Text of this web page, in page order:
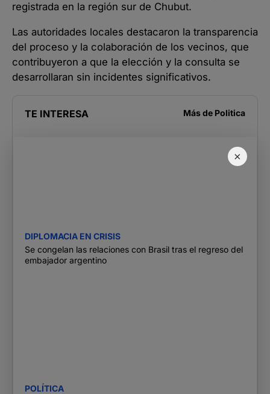
×
registrada en la región sur de Chubut.
Las autoridades locales destacaron la transparencia
del proceso y la colaboración de los vecinos, que
contribuyeron a que la elección y la consulta se
desarrollaran sin incidentes significativos.
TE INTERESA Más de Politica
DIPLOMACIA EN CRISIS
Se congelan las relaciones con Brasil tras el regreso del
embajador argentino
POLÍTICA